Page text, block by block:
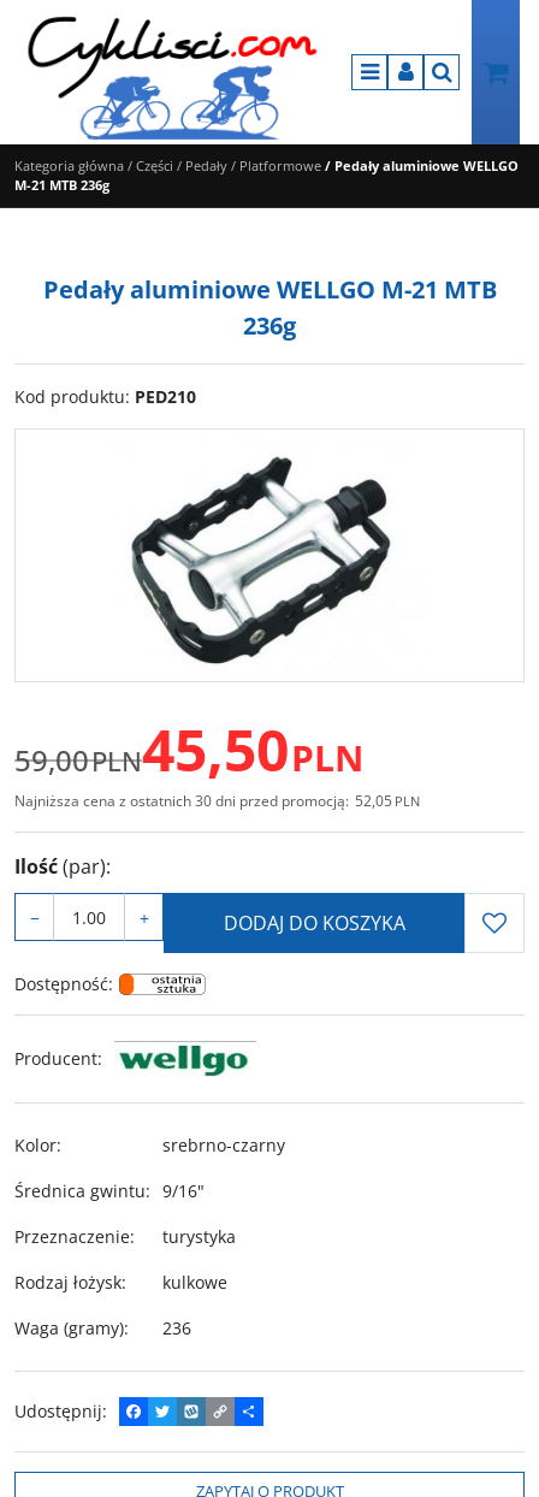
MenuPanelSzukaj
Kategoria główna / Części / Pedały / Platformowe / Pedały aluminiowe WELLGO
M-21 MTB 236g
Pedały aluminiowe WELLGO M-21 MTB
236g
Kod produktu: PED210
59,00PLN45,50PLN
Najniższa cena z ostatnich 30 dni przed promocją: 52,05 PLN
Ilość(par):
− + DODAJ DO KOSZYKA
Dostępność:
Producent:
Kolor:
srebrno-czarny
Średnica gwintu: 9/16"
Przeznaczenie:
turystyka
Rodzaj łożysk:
kulkowe
Waga (gramy): 236
Udostępnij:
F
a
c
e
T
w
i
t
W
y
k
o
p
C
o
p
y
L
P
o
d
z
i
ZAPYTAJ O PRODUKT